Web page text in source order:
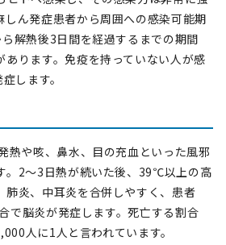
しん発症患者から周囲への感染可能期
解熱後3日間を経過するまでの期間
あります。免疫を持っていない人が感
します。
熱や咳、鼻水、目の充血といった風邪
。2～3日熱が続いた後、39℃以上の高
肺炎、中耳炎を合併しやすく、患者
で脳炎が発症します。死亡する割合
人に1人と言われています。